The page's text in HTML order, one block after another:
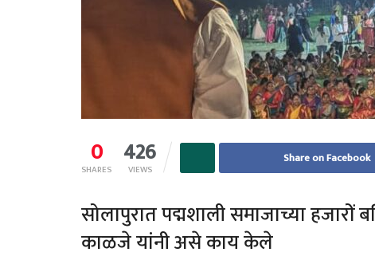
0
SHARES 426
VIEWS
Share on Facebook
सोलापुरात पद्मशाली समाजाच्या हजारों
काळजे यांनी असे काय केले